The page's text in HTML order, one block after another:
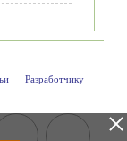
Разработчику